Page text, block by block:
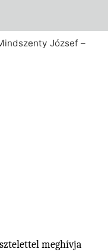
József –
meghívja